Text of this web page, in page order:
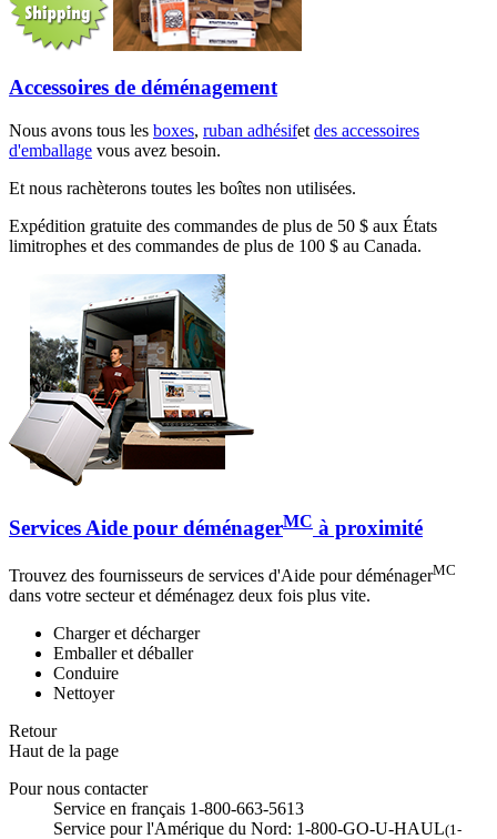
Accessoires de déménagement
Nous avons tous les boxes, ruban adhésifet des accessoires
d'emballage vous avez besoin.
Et nous rachèterons toutes les boîtes non utilisées.
Expédition gratuite des commandes de plus de 50 $ aux États
limitrophes et des commandes de plus de 100 $ au Canada.
Services Aide pour déménagerMC à proximité
Trouvez des fournisseurs de services d'Aide pour déménagerMC
dans votre secteur et déménagez deux fois plus vite.
Charger et décharger
Emballer et déballer
Conduire
Nettoyer
Retour
Haut de la page
Pour nous contacter
Service en français 1-800-663-5613
Service pour l'Amérique du Nord: 1-800-GO-U-HAUL(1-